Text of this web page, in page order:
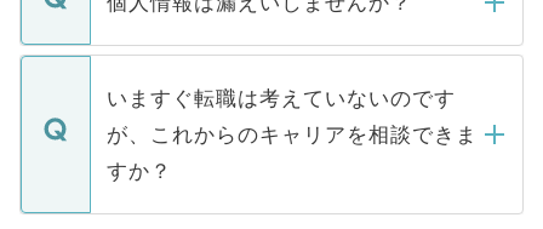
■応募殺到を避けるため 人気のある医療機
関を公にしてしまうと、応募が殺到する場
に、医療機関が求める条件に合った人材の
みを人材紹介会社に依頼するケースが増え
ています。
定を承諾する必要はありません。内定先へ
の辞退の連絡はキャリアパートナーが行い
個人情報が漏えいすることはありませんの
で、ご安心ください。当サイトからの登録
などで収集したご登録者様の個人情報は、
ご本人のキャリアアップおよび転職活動の
支援を目的に使用いたします。お預かりし
ているすべての個人データはご本人の許可
いますぐ転職は考えていないのです
が、これからのキャリアを相談できま
すか？